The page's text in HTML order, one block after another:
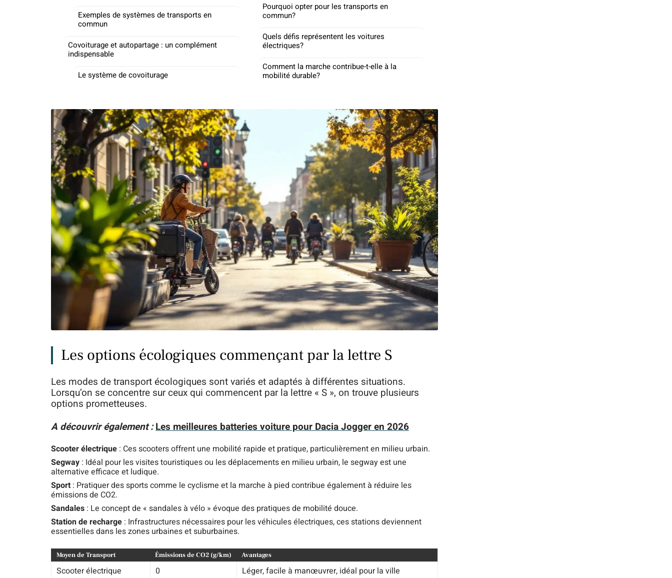
Exemples de systèmes de transports en
commun
Covoiturage et autopartage : un complément
indispensable
Le système de covoiturage
Pourquoi opter pour les transports en
commun?
Quels défis représentent les voitures
électriques?
Comment la marche contribue-t-elle à la
mobilité durable?
Les options écologiques commençant par la lettre S
Les modes de transport écologiques sont variés et adaptés à différentes situations.
Lorsqu’on se concentre sur ceux qui commencent par la lettre « S », on trouve plusieurs
options prometteuses.
A découvrir également :Les meilleures batteries voiture pour Dacia Jogger en 2026
Scooter électrique : Ces scooters offrent une mobilité rapide et pratique, particulièrement en milieu urbain.
Segway : Idéal pour les visites touristiques ou les déplacements en milieu urbain, le segway est une
alternative efficace et ludique.
Sport : Pratiquer des sports comme le cyclisme et la marche à pied contribue également à réduire les
émissions de CO2.
Sandales : Le concept de « sandales à vélo » évoque des pratiques de mobilité douce.
Station de recharge : Infrastructures nécessaires pour les véhicules électriques, ces stations deviennent
essentielles dans les zones urbaines et suburbaines.
Moyen de Transport Émissions de CO2 (g/km) Avantages
Scooter électrique 0
Léger, facile à manœuvrer, idéal pour la ville